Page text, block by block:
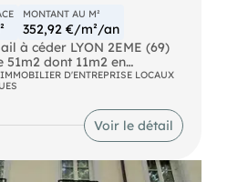
MONTANT AU M²
352,92 €/m²/an
à céder LYON 2EME (69)
dont 11m2 en
hugo.
RUE PIETONNE de LYON,
d'une sortie de métro, ce
N°1 +++..
et dispose d'une
tous commerces de détail ou
D'ENTREPRISE LOCAUX
Voir le détail